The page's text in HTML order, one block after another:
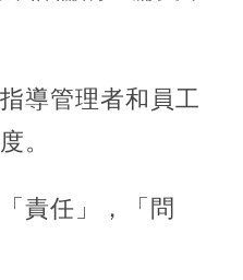
導管理者和員工
。
責任」，「問